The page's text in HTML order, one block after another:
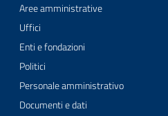
Aree amministrative
Uffici
Enti e fondazioni
Politici
Personale amministrativo
Documenti e dati